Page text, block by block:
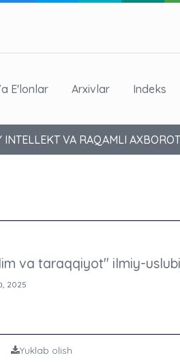
E'lonlar Arxivlar Indeks
INTELLEKT VA RAQAMLI
va taraqqiyot" ilmiy-
2025
Yuklab olish